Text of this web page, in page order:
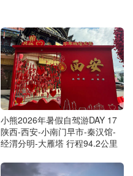
小熊2026年暑假自驾游DAY 17
陕西-西安-小南门早市-秦汉馆-
经渭分明-大雁塔 行程94.2公里